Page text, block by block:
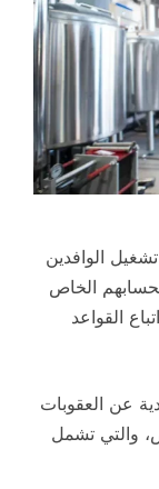
الوافدين
الخاص
القواعد
عن العقوبات
والتي تشمل